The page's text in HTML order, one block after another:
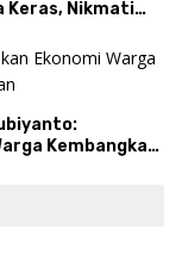
Keras, Nikmati
Kembangkan